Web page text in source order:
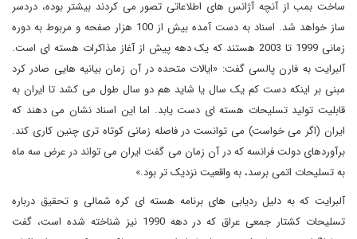
ساخت بمب از آنچه آژانس های اطلاعاتی تصور می کردند بیشتر بوده، دردسر
ساز خواهد شد. اسناد به دست آمده بیش از 100 هزار صفحه و مربوط به دوره
زمانی 1999 تا 2003 هستند که یک دهه پیش از آغاز مذاکرات هسته ای است.
آلبرایت به فارن پالسی گفت: «ایالات متحده در آن زمان بیانیه هایی صادر کرد
مبنی بر اینکه دست کم یک سال یا شاید هم دو سال طول می کشد تا ایران به
قابلیت تولید تسلیحات هسته ای دست یابد. اما این اسناد نشان می دهند که
ایران (اگر می خواست) می توانست در فاصله زمانی کوتاه تری چنین کاری کند.
برآوردهای دولت فرانسه که در آن زمان می گفت ایران می تواند در عرض سه ماه
به تسلیحات اتمی برسد، به واقعیت نزدیک تر بود.»
آلبرایت که به دلیل ردیابی های برنامه هسته ای کره شمالی و تحقیق درباره
تسلیحات کشتار جمعی عراق که در دهه 1990 نیز شناخته شده است، گفت